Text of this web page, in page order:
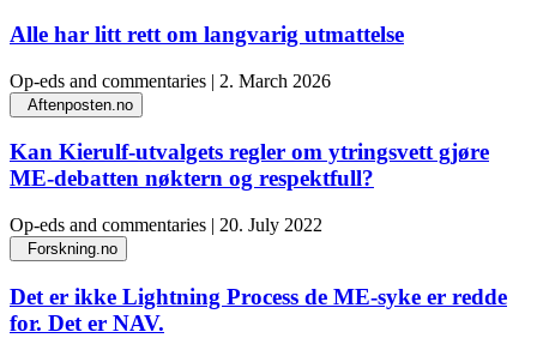
Alle har litt rett om langvarig utmattelse
Op-eds and commentaries | 2. March 2026
Aftenposten.no
Kan Kierulf-utvalgets regler om ytringsvett gjøre
ME-debatten nøktern og respektfull?
Op-eds and commentaries | 20. July 2022
Forskning.no
Det er ikke Lightning Process de ME-syke er redde
for. Det er NAV.